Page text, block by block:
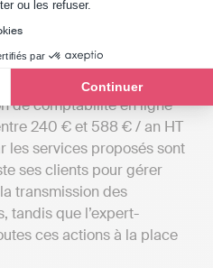
ou les refuser.
par
Continuer
comptabilité plus
gestion de la paie ou
prévisionnels. À
de comptabilité en ligne
240 € et 588 € / an HT
les services proposés sont
ses clients pour gérer
transmission des
tandis que l’expert-
ces actions à la place